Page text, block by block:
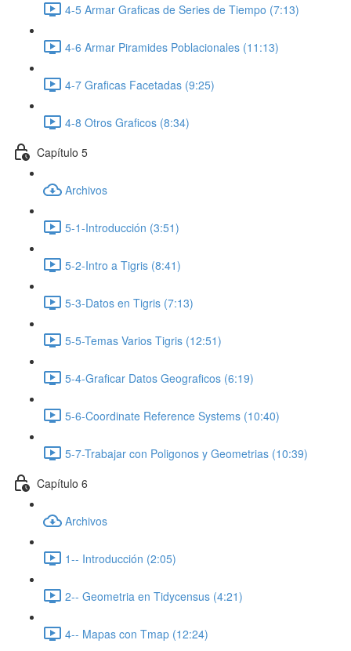
4-5 Armar Graficas de Series de Tiempo (7:13)
4-6 Armar Piramides Poblacionales (11:13)
4-7 Graficas Facetadas (9:25)
4-8 Otros Graficos (8:34)
Capítulo 5
Archivos
5-1-Introducción (3:51)
5-2-Intro a Tigris (8:41)
5-3-Datos en Tigris (7:13)
5-5-Temas Varios Tigris (12:51)
5-4-Graficar Datos Geograficos (6:19)
5-6-Coordinate Reference Systems (10:40)
5-7-Trabajar con Poligonos y Geometrias (10:39)
Capítulo 6
Archivos
1-- Introducción (2:05)
2-- Geometria en Tidycensus (4:21)
4-- Mapas con Tmap (12:24)